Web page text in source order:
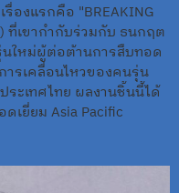
รื่องแรกคือ "BREAKING
ที่เขากำกับร่วมกับ ธนกฤต
ใหม่ผู้ต่อต้านการสืบทอด
ารเคลื่อนไหวของคนรุ่น
ระเทศไทย ผลงานชิ้นนี้ได้
เยี่ยม Asia Pacific